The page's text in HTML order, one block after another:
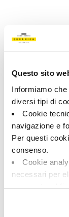
Questo sito
Informiamo
diversi tipi di
Cookie
navigazione e
Per questi
consenso.
Cookie
necessari per
Cookie di